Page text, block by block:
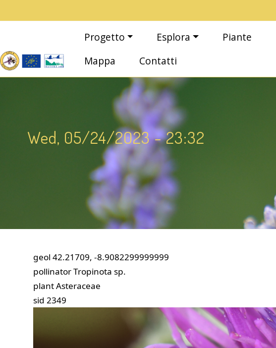
Main navigation
Progetto Esplora Piante
Mappa
Contatti
Wed, 05/24/2023 - 23:32
geol 42.21709, -8.9082299999999
pollinatorTropinota sp.
plantAsteraceae
sid 2349